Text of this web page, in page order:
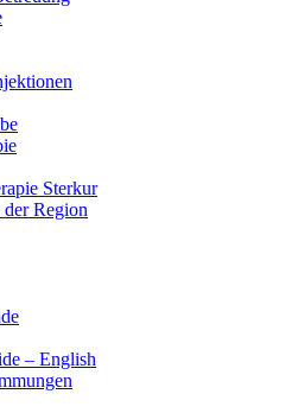
Sterkur
Region
– English